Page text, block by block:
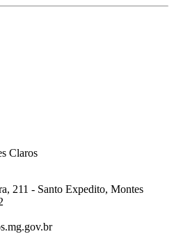
Claros
211 - Santo Expedito, Montes